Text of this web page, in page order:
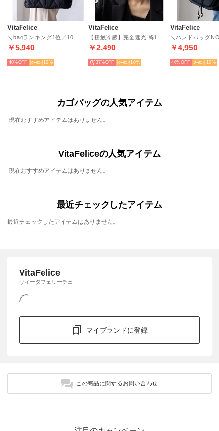
VitaFelice
￥5,940
40% 10
VitaFelice
￥2,490
37% 10
VitaFelice
￥4,950
40% 10
カゴバッグの人気アイテム
現在おすすめアイテムはありません。
VitaFeliceの人気アイテム
現在おすすめアイテムはありません。
最近チェックしたアイテム
最近チェックしたアイテムはありません。
VitaFelice
ヴィータフェリーチェ
マイブランドに登録
この商品に関するお問い合わせ